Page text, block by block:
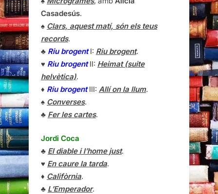
Casadesús.
♠ Clars, aquest matí, són els teus
records.
♣ Riu brogentI: Riu brogent.
♥ Riu brogentII: Heimat (suite
helvètica).
♦ Riu brogentIII: Allí on la llum.
♠ Converses.
♣ Fer les cartes.
Jordi Coca
♣ El diable i l’home just.
♥ En caure la tarda.
♦ Califòrnia.
♣ L’Emperador.